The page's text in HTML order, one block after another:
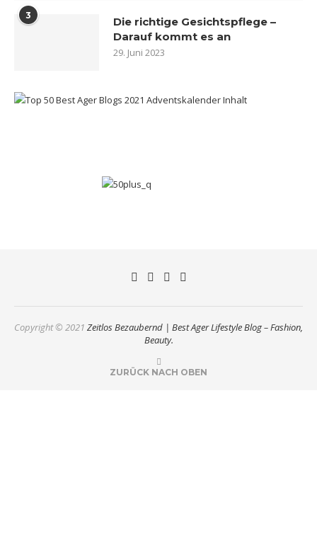
3
Die richtige Gesichtspflege –
Darauf kommt es an
29. Juni 2023
Copyright © 2021 Zeitlos Bezaubernd | Best Ager Lifestyle Blog – Fashion,
Beauty.
ZURÜCK NACH OBEN